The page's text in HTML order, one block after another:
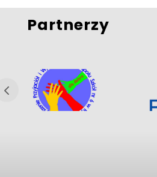
Partnerzy